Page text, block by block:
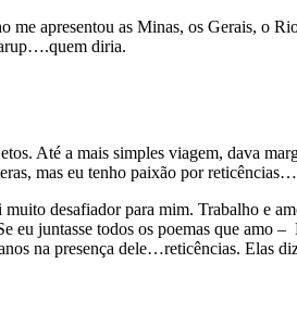
apresentou as Minas, os Gerais, o
diria.
Até a mais simples viagem, dava
mas eu tenho paixão por reticências…
desafiador para mim. Trabalho e
juntasse todos os poemas que amo
na presença dele…reticências. Elas